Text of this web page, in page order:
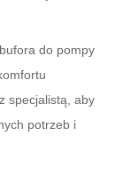
do pompy
specjalistą, aby
potrzeb i